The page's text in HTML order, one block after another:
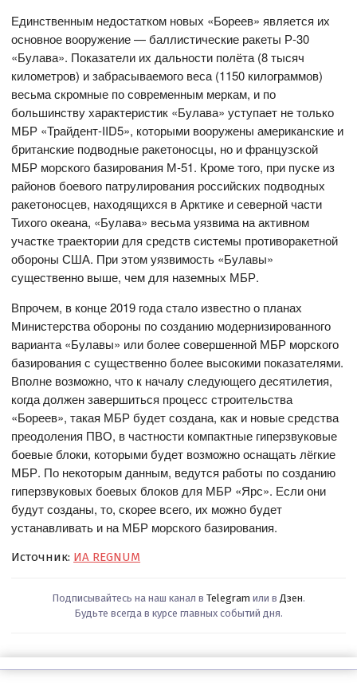
Единственным недостатком новых «Бореев» является их
основное вооружение — баллистические ракеты Р-30
«Булава». Показатели их дальности полёта (8 тысяч
километров) и забрасываемого веса (1150 килограммов)
весьма скромные по современным меркам, и по
большинству характеристик «Булава» уступает не только
МБР «Трайдент-IID5», которыми вооружены американские и
британские подводные ракетоносцы, но и французской
МБР морского базирования М-51. Кроме того, при пуске из
районов боевого патрулирования российских подводных
ракетоносцев, находящихся в Арктике и северной части
Тихого океана, «Булава» весьма уязвима на активном
участке траектории для средств системы противоракетной
обороны США. При этом уязвимость «Булавы»
существенно выше, чем для наземных МБР.
Впрочем, в конце 2019 года стало известно о планах
Министерства обороны по созданию модернизированного
варианта «Булавы» или более совершенной МБР морского
базирования с существенно более высокими показателями.
Вполне возможно, что к началу следующего десятилетия,
когда должен завершиться процесс строительства
«Бореев», такая МБР будет создана, как и новые средства
преодоления ПВО, в частности компактные гиперзвуковые
боевые блоки, которыми будет возможно оснащать лёгкие
МБР. По некоторым данным, ведутся работы по созданию
гиперзвуковых боевых блоков для МБР «Ярс». Если они
будут созданы, то, скорее всего, их можно будет
устанавливать и на МБР морского базирования.
Источник: ИА REGNUM
Подписывайтесь на наш канал в Telegram или в Дзен.
Будьте всегда в курсе главных событий дня.